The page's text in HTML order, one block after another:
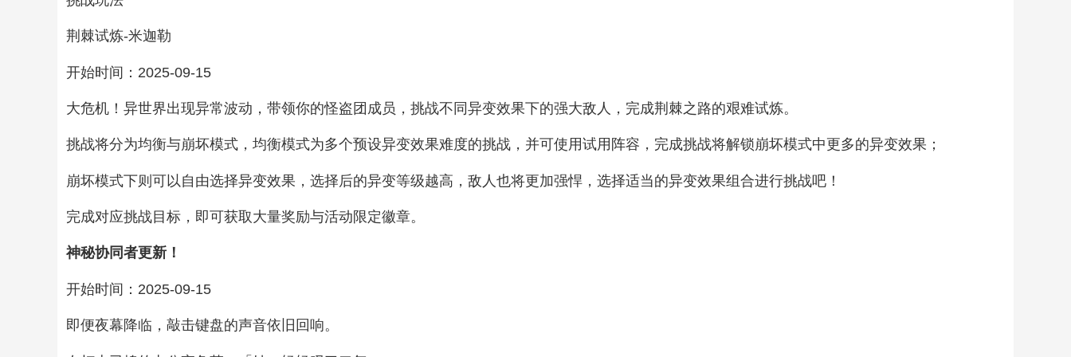
荆棘试炼-米迦勒
开始时间：2025-09-15
大危机！异世界出现异常波动，带领你的怪盗团成员，挑战不同异变效果下的强大敌人，完成荆棘之路的艰难试炼。
挑战将分为均衡与崩坏模式，均衡模式为多个预设异变效果难度的挑战，并可使用试用阵容，完成挑战将解锁崩坏模式中更多的异变效果；
崩坏模式下则可以自由选择异变效果，选择后的异变等级越高，敌人也将更加强悍，选择适当的异变效果组合进行挑战吧！
完成对应挑战目标，即可获取大量奖励与活动限定徽章。
神秘协同者更新！
开始时间：2025-09-15
即便夜幕降临，敲击键盘的声音依旧回响。